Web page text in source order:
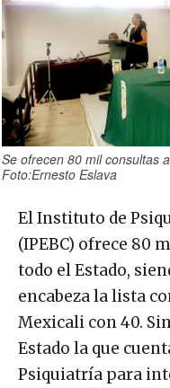
Se ofrecen 80 mil consultas
Foto:Ernesto Eslava
El Instituto de
(IPEBC) ofrece 80
todo el Estado,
encabeza la lista
Mexicali con 40.
Estado la que
Psiquiatría para